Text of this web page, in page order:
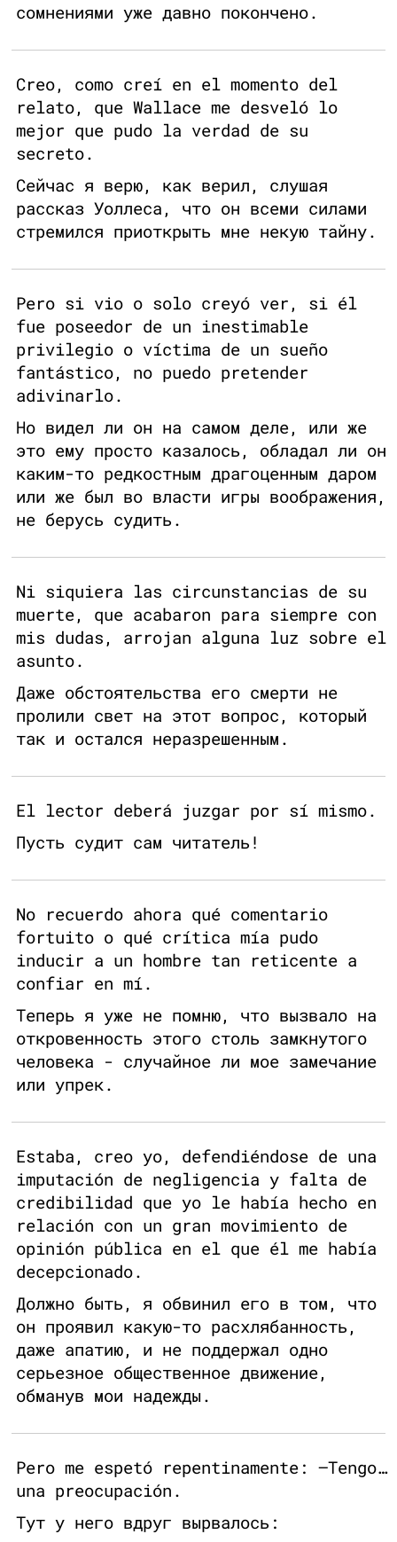
сомнениями уже давно покончено.
Creo, como creí en el momento del
relato, que Wallace me desveló lo
mejor que pudo la verdad de su
secreto.
Сейчас я верю, как верил, слушая
рассказ Уоллеса, что он всеми силами
стремился приоткрыть мне некую тайну.
Pero si vio o solo creyó ver, si él
fue poseedor de un inestimable
privilegio o víctima de un sueño
fantástico, no puedo pretender
adivinarlo.
Но видел ли он на самом деле, или же
это ему просто казалось, обладал ли он
каким-то редкостным драгоценным даром
или же был во власти игры воображения,
не берусь судить.
Ni siquiera las circunstancias de su
muerte, que acabaron para siempre con
mis dudas, arrojan alguna luz sobre el
asunto.
Даже обстоятельства его смерти не
пролили свет на этот вопрос, который
так и остался неразрешенным.
El lector deberá juzgar por sí mismo.
Пусть судит сам читатель!
No recuerdo ahora qué comentario
fortuito o qué crítica mía pudo
inducir a un hombre tan reticente a
confiar en mí.
Теперь я уже не помню, что вызвало на
откровенность этого столь замкнутого
человека - случайное ли мое замечание
или упрек.
Estaba, creo yo, defendiéndose de una
imputación de negligencia y falta de
credibilidad que yo le había hecho en
relación con un gran movimiento de
opinión pública en el que él me había
decepcionado.
Должно быть, я обвинил его в том, что
он проявил какую-то расхлябанность,
даже апатию, и не поддержал одно
серьезное общественное движение,
обманув мои надежды.
Pero me espetó repentinamente: —Tengo…
una preocupación.
Тут у него вдруг вырвалось: